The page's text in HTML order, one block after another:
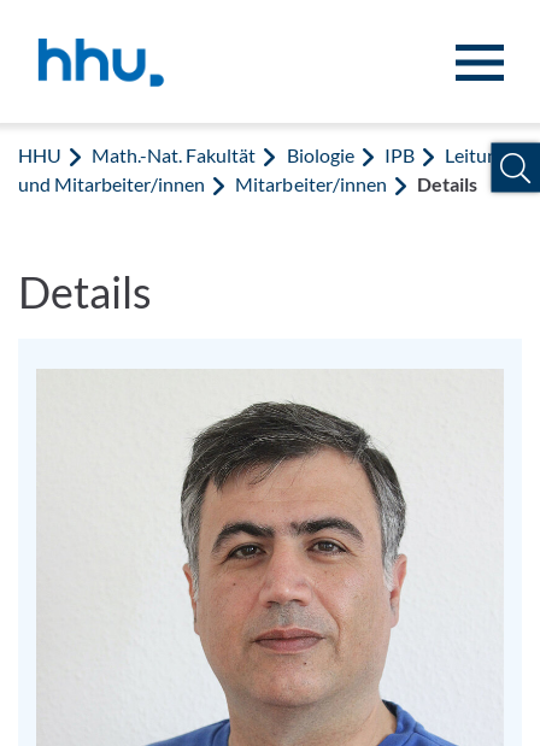
HHU Math.-Nat. Fakultät Biologie IPB
Leitung
und Mitarbeiter/innen
Mitarbeiter/innen Details
Details